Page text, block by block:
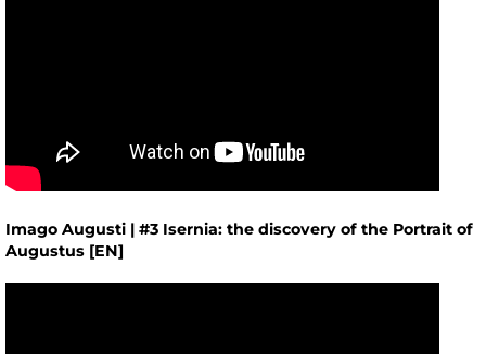
Imago Augusti | #3 Isernia: the discovery of the Portrait of
Augustus [EN]